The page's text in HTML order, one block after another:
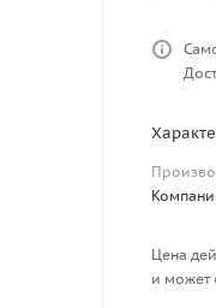
Цена
и может